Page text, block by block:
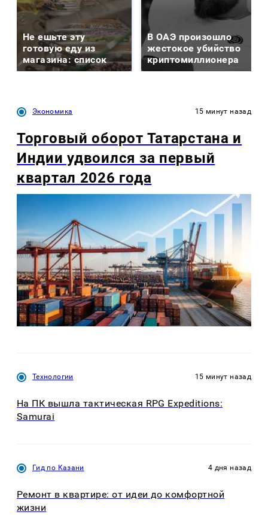
Не ешьте эту
готовую еду из
магазина: список
В ОАЭ произошло
жестокое убийство
криптомиллионера
Экономика 15 минут назад
Торговый оборот Татарстана и
Индии удвоился за первый
квартал 2026 года
Технологии 15 минут назад
На ПК вышла тактическая RPG Expeditions:
Samurai
Гид по Казани 4 дня назад
Ремонт в квартире: от идеи до комфортной
жизни